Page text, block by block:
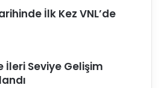
İlk Kez VNL’de
İleri Seviye Gelişim